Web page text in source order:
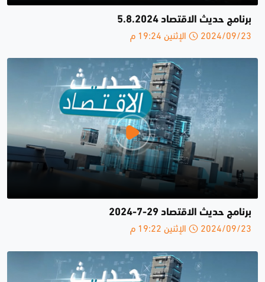
برنامج حديث الاقتصاد 5.8.2024
2024/09/23 الإثنين 19:24 م
برنامج حديث الاقتصاد 29-7-2024
2024/09/23 الإثنين 19:22 م